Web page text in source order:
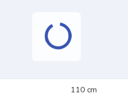
110 cm